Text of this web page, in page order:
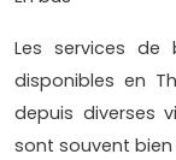
Les services de
disponibles en
depuis diverses
sont souvent